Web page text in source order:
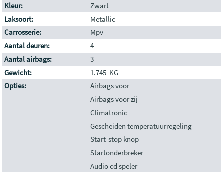
Kleur:
Zwart
Laksoort:
Metallic
Carrosserie:
Mpv
Aantal deuren:
4
Aantal airbags:
3
Gewicht:
1.745 KG
Opties:
Airbags voor
Airbags voor zij
Climatronic
Gescheiden temperatuurregeling
Start-stop knop
Startonderbreker
Audio cd speler